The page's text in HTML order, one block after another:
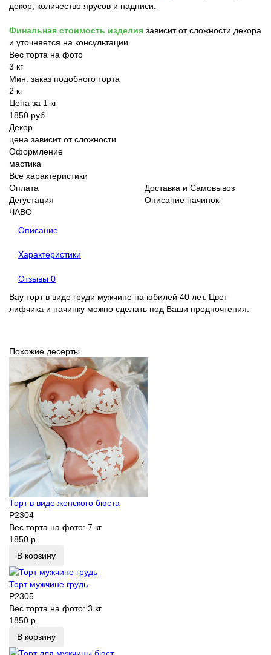
декор, количество ярусов и надписи.
Финальная стоимость изделия зависит от сложности декора
и уточняется на консультации.
Вес торта на фото
3 кг
Мин. заказ подобного торта
2 кг
Цена за 1 кг
1850 руб.
Декор
цена зависит от сложности
Оформление
мастика
Все характеристики
Оплата
Доставка и Самовывоз
Дегустация
Описание начинок
ЧАВО
Описание
Характеристики
Отзывы 0
Вау торт в виде груди мужчине на юбилей 40 лет. Цвет
лифчика и начинку можно сделать под Ваши предпочтения.
Похожие десерты
Торт в виде женского бюста
P2304
Вес торта на фото: 7 кг
1850 р.
В корзину
Торт мужчине грудь
P2305
Вес торта на фото: 3 кг
1850 р.
В корзину